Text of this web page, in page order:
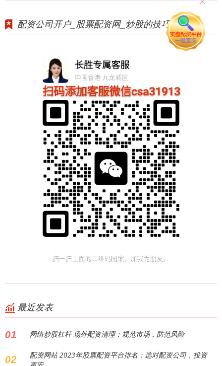
配资公司开户_股票配资网_炒股的技巧
最近发表
01 网络炒股杠杆 场外配资清理：规范市场，防范风险
02
配资网站 2023年股票配资平台排名：选对配资公司，投资